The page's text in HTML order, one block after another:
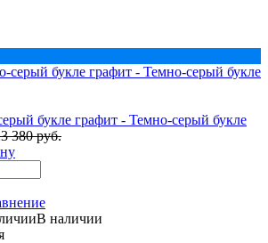
букле графит - Темно-серый букле
380 руб.
В наличии